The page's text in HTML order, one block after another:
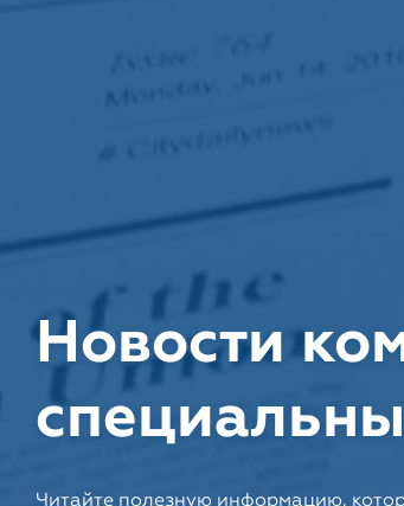
Новости
Читайте полезную информацию,